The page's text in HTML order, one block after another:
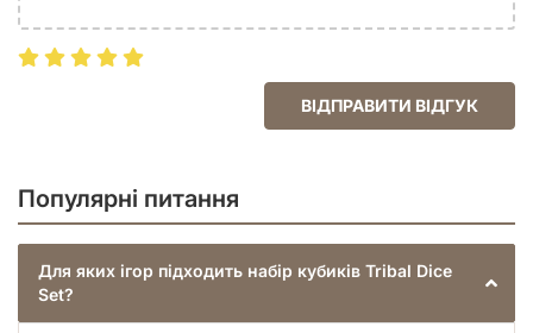
ВІДПРАВИТИ ВІДГУК
Популярні питання
Для яких ігор підходить набір кубиків Tribal Dice
Set?